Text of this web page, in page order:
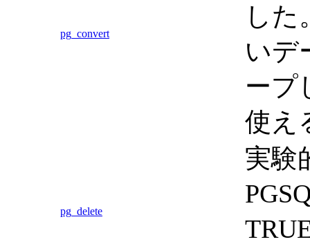
pg_convert
した
いデ
ープ
使え
pg_delete
実験